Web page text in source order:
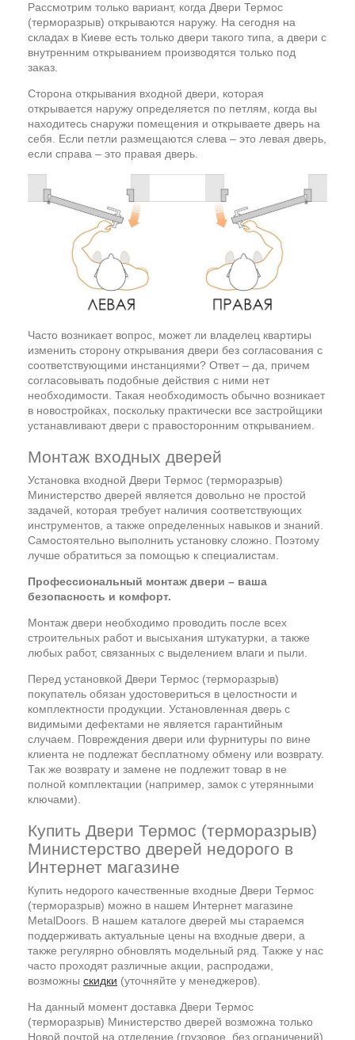
Рассмотрим только вариант, когда Двери Термос
(терморазрыв) открываются наружу. На сегодня на
складах в Киеве есть только двери такого типа, а двери с
внутренним открыванием производятся только под
заказ.
Сторона открывания входной двери, которая
открывается наружу определяется по петлям, когда вы
находитесь снаружи помещения и открываете дверь на
себя. Если петли размещаются слева – это левая дверь,
если справа – это правая дверь.
Часто возникает вопрос, может ли владелец квартиры
изменить сторону открывания двери без согласования с
соответствующими инстанциями? Ответ – да, причем
согласовывать подобные действия с ними нет
необходимости. Такая необходимость обычно возникает
в новостройках, поскольку практически все застройщики
устанавливают двери с правосторонним открыванием.
Монтаж входных дверей
Установка входной Двери Термос (терморазрыв)
Министерство дверей является довольно не простой
задачей, которая требует наличия соответствующих
инструментов, а также определенных навыков и знаний.
Самостоятельно выполнить установку сложно. Поэтому
лучше обратиться за помощью к специалистам.
Профессиональный монтаж двери – ваша
безопасность и комфорт.
Монтаж двери необходимо проводить после всех
строительных работ и высыхания штукатурки, а также
любых работ, связанных с выделением влаги и пыли.
Перед установкой Двери Термос (терморазрыв)
покупатель обязан удостовериться в целостности и
комплектности продукции. Установленная дверь с
видимыми дефектами не является гарантийным
случаем. Повреждения двери или фурнитуры по вине
клиента не подлежат бесплатному обмену или возврату.
Так же возврату и замене не подлежит товар в не
полной комплектации (например, замок с утерянными
ключами).
Купить Двери Термос (терморазрыв)
Министерство дверей недорого в
Интернет магазине
Купить недорого качественные входные Двери Термос
(терморазрыв) можно в нашем Интернет магазине
MetalDoors. В нашем каталоге дверей мы стараемся
поддерживать актуальные цены на входные двери, а
также регулярно обновлять модельный ряд. Также у нас
часто проходят различные акции, распродажи,
возможны скидки (уточняйте у менеджеров).
На данный момент доставка Двери Термос
(терморазрыв) Министерство дверей возможна только
Новой почтой на отделение (грузовое, без ограничений)